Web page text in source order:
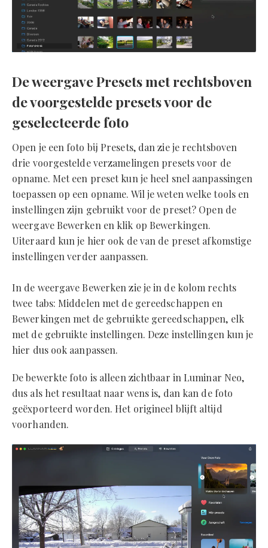
De weergave Presets met rechtsboven
de voorgestelde presets voor de
geselecteerde foto
Open je een foto bij Presets, dan zie je rechtsboven
drie voorgestelde verzamelingen presets voor de
opname. Met een preset kun je heel snel aanpassingen
toepassen op een opname. Wil je weten welke tools en
instellingen zijn gebruikt voor de preset? Open de
weergave Bewerken en klik op Bewerkingen.
Uiteraard kun je hier ook de van de preset afkomstige
instellingen verder aanpassen.
In de weergave Bewerken zie je in de kolom rechts
twee tabs: Middelen met de gereedschappen en
Bewerkingen met de gebruikte gereedschappen, elk
met de gebruikte instellingen. Deze instellingen kun je
hier dus ook aanpassen.
De bewerkte foto is alleen zichtbaar in Luminar Neo,
dus als het resultaat naar wens is, dan kan de foto
geëxporteerd worden. Het origineel blijft altijd
voorhanden.